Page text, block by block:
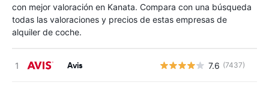
con mejor valoración en Kanata. Compara con una búsqueda
todas las valoraciones y precios de estas empresas de
alquiler de coche.
Avis 7.6 (7437)